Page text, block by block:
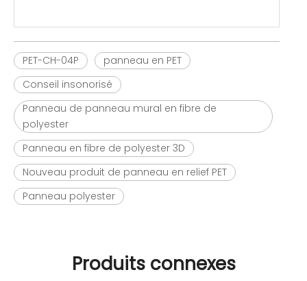
PET-CH-04P
panneau en PET
Conseil insonorisé
Panneau de panneau mural en fibre de
polyester
Panneau en fibre de polyester 3D
Nouveau produit de panneau en relief PET
Panneau polyester
Produits connexes